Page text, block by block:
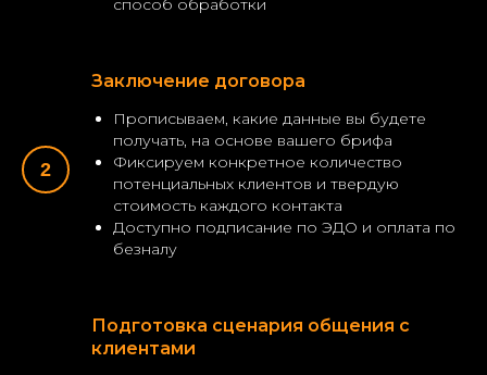
способ обработки
Заключение договора
Прописываем, какие данные вы будете
получать, на основе вашего брифа
Фиксируем конкретное количество
потенциальных клиентов и твердую
стоимость каждого контакта
Доступно подписание по ЭДО и оплата по
безналу
Подготовка сценария общения с
клиентами